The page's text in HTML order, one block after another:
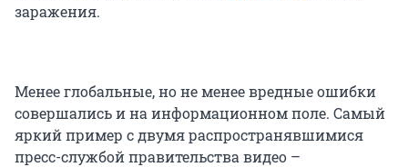
заражения.
Менее глобальные, но не менее вредные ошибки
совершались и на информационном поле. Самый
яркий пример с двумя распространявшимися
пресс-службой правительства видео –